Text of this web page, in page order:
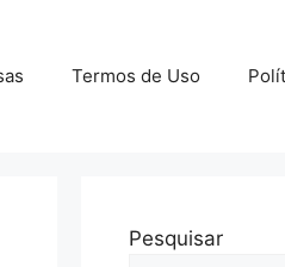
Termos de Uso
Pesquisar